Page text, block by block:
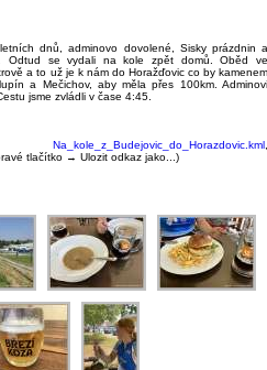
dnů, adminovo dovolené, Sisky prázdnin a
Odtud se vydali na kole zpět domů. Oběd ve
a to už je k nám do Horažďovic co by kamenem
a Mečichov, aby měla přes 100km. Adminovi
jsme zvládli v čase 4:45.
Na_kole_z_Budejovic_do_Horazdovic.kml
tlačítko → Ulozit odkaz jako...)